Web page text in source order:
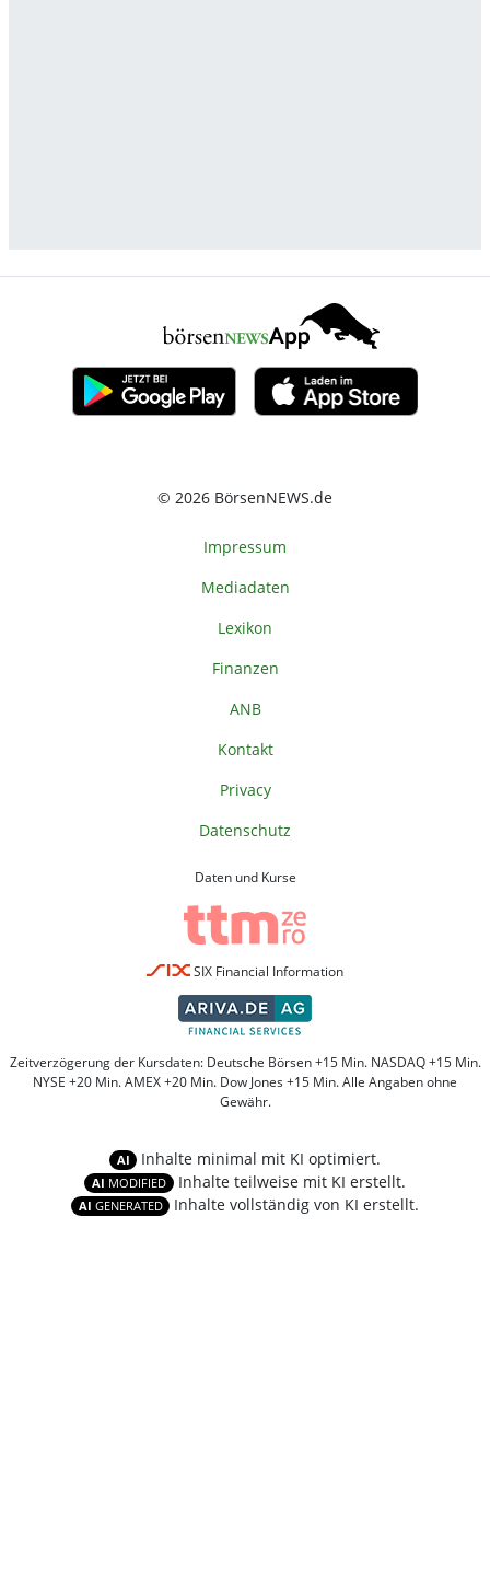
© 2026 BörsenNEWS.de
Impressum
Mediadaten
Lexikon
Finanzen
ANB
Kontakt
Privacy
Datenschutz
Daten und Kurse
SIX Financial Information
Zeitverzögerung der Kursdaten: Deutsche Börsen +15 Min. NASDAQ +15 Min.
NYSE +20 Min. AMEX +20 Min. Dow Jones +15 Min. Alle Angaben ohne
Gewähr.
AI Inhalte minimal mit KI optimiert.
AI MODIFIED Inhalte teilweise mit KI erstellt.
AI GENERATED Inhalte vollständig von KI erstellt.